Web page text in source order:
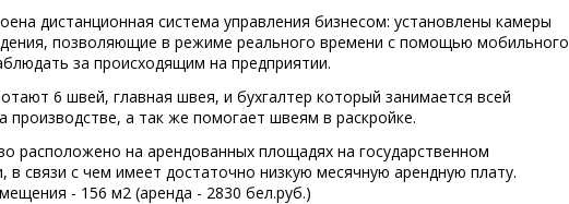
дистанционная система управления бизнесом: установлены камеры
позволяющие в режиме реального времени с помощью мобильного
за происходящим на предприятии.
6 швей, главная швея, и бухгалтер который занимается всей
производстве, а так же помогает швеям в раскройке.
расположено на арендованных площадях на государственном
в связи с чем имеет достаточно низкую месячную арендную плату.
- 156 м2 (аренда - 2830 бел.руб.)